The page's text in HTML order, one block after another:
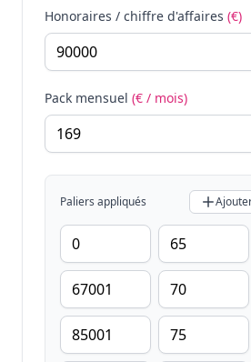
Honoraires / chiffre d'affaires (€)
Pack mensuel (€ / mois)
Paliers appliqués